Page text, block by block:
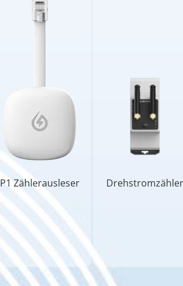
P1 Zählerausleser Drehstromzähler